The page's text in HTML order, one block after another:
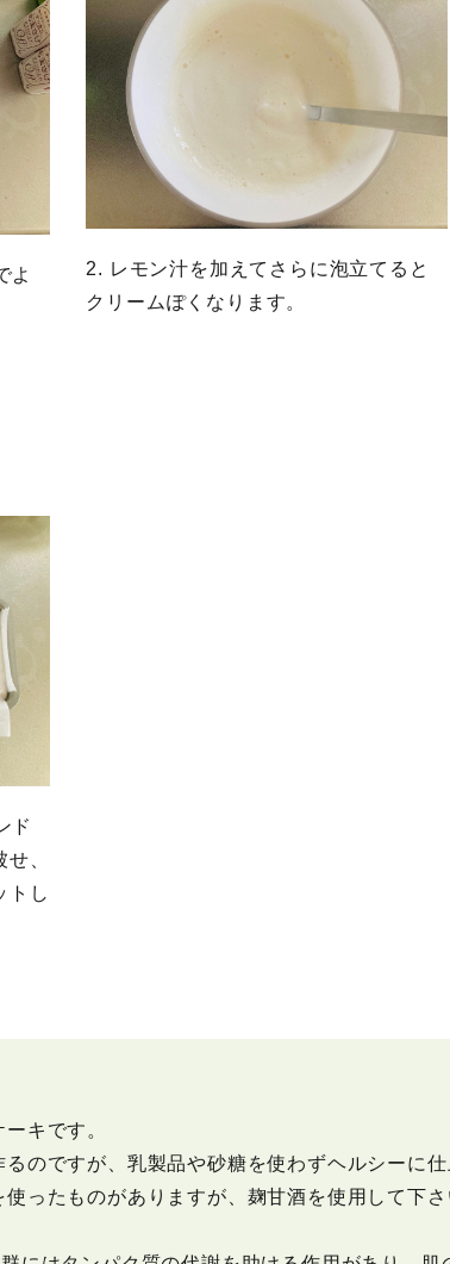
よ
2. レモン汁を加えてさらに泡立てると
クリームぽくなります。
ド
、
トし
キです。
のですが、乳製品や砂糖を使わずヘルシーに仕
ったものがありますが、麹甘酒を使用して下さ